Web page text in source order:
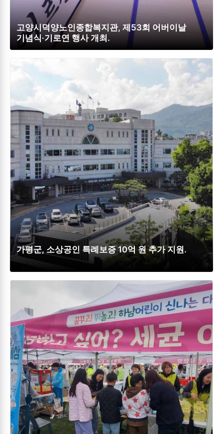
고양시덕양노인종합복지관, 제53회 어버이날
기념식·기로연 행사 개최.
가평군, 소상공인 특례보증 10억 원 추가 지원.